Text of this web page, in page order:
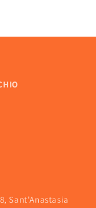
Sant'Anastasia